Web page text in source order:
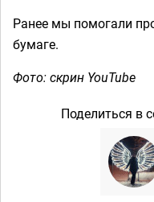
Ранее мы помогали
бумаге.
Фото: скрин YouTube
Поделиться в